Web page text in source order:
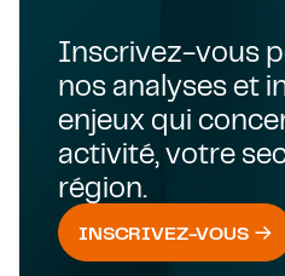
Inscrivez-vous
nos analyses et
enjeux qui
activité, votre
région.
INSCRIVEZ-VOUS